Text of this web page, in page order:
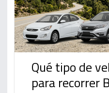
Qué tipo de
para recorrer